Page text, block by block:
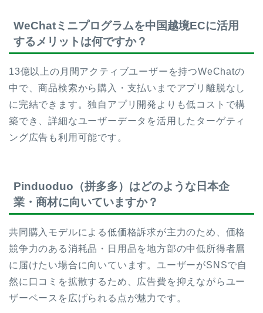
WeChatミニプログラムを中国越境ECに活用
するメリットは何ですか？
13億以上の月間アクティブユーザーを持つWeChatの
中で、商品検索から購入・支払いまでアプリ離脱なし
に完結できます。独自アプリ開発よりも低コストで構
築でき、詳細なユーザーデータを活用したターゲティ
ング広告も利用可能です。
Pinduoduo（拼多多）はどのような日本企
業・商材に向いていますか？
共同購入モデルによる低価格訴求が主力のため、価格
競争力のある消耗品・日用品を地方部の中低所得者層
に届けたい場合に向いています。ユーザーがSNSで自
然に口コミを拡散するため、広告費を抑えながらユー
ザーベースを広げられる点が魅力です。